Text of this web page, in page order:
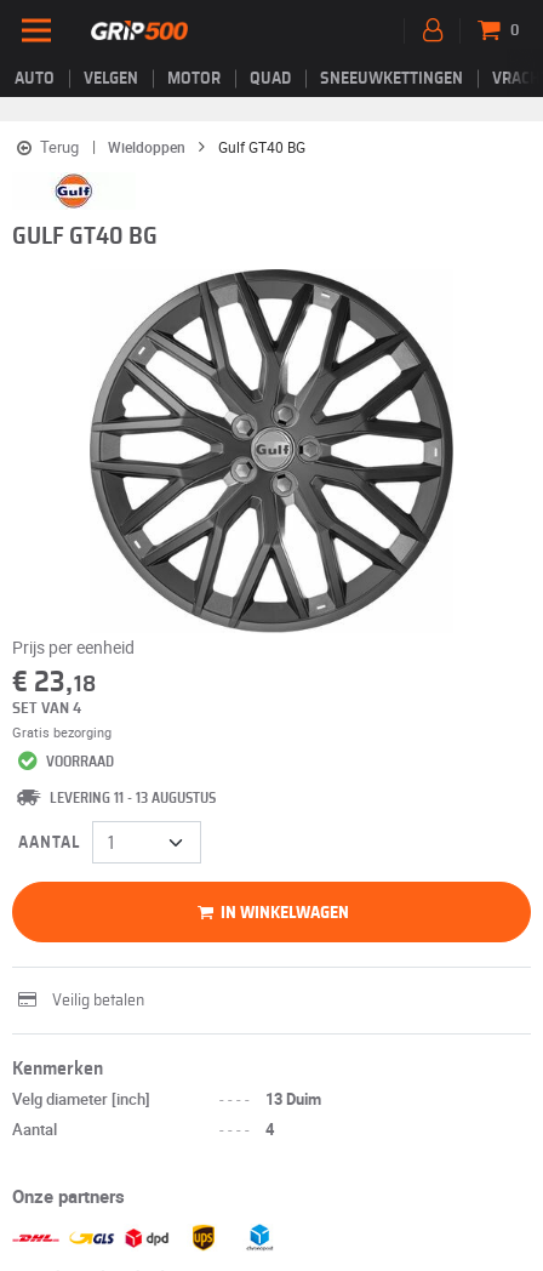
AUTO VELGEN MOTOR QUAD SNEEUWKETTINGEN
0
Terug Wieldoppen Gulf GT40 BG
GULF GT40 BG
Prijs per eenheid
€ 23,18
SET VAN 4
Gratis bezorging
VOORRAAD
LEVERING 11 - 13 AUGUSTUS
AANTAL
IN WINKELWAGEN
Veilig betalen
Kenmerken
Velg diameter [inch] ----
13 Duim
Aantal
---- 4
Onze partners